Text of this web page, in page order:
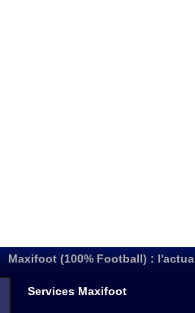
Maxifoot (100% Football) :
Services Maxifoot